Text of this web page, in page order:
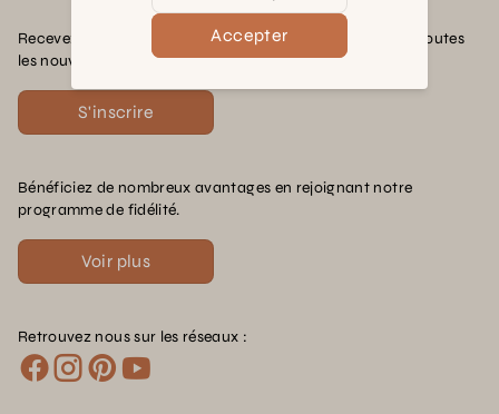
Recevez nos offres exclusives, nos conseils pratiques et toutes
les nouvelles Schilliger
S'inscrire
Bénéficiez de nombreux avantages en rejoignant notre
programme de fidélité.
Voir plus
Retrouvez nous sur les réseaux :
Accepter